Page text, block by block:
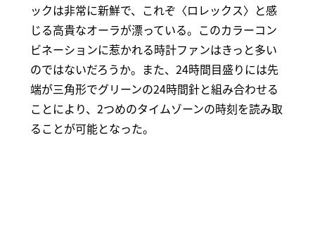
ックは非常に新鮮で、これぞ〈ロレックス〉と感
じる高貴なオーラが漂っている。このカラーコン
ビネーションに惹かれる時計ファンはきっと多い
のではないだろうか。また、24時間目盛りには先
端が三角形でグリーンの24時間針と組み合わせる
ことにより、2つめのタイムゾーンの時刻を読み取
ることが可能となった。